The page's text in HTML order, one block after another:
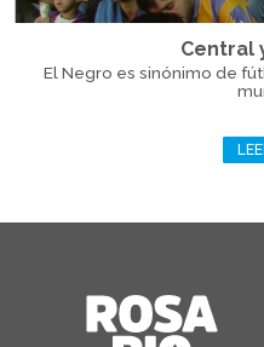
Central
El Negro es sinónimo de